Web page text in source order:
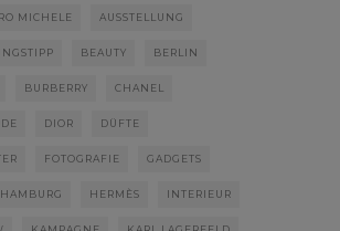
MICHELE AUSSTELLUNG
BEAUTY BERLIN
BURBERRY CHANEL
DIOR DÜFTE
FOTOGRAFIE GADGETS
HAMBURG HERMÈS INTERIEUR